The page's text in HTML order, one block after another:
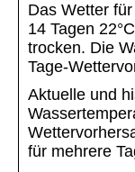
Das Wetter
14 Tagen
trocken. Die
Tage-
Aktuelle und
für mehrere